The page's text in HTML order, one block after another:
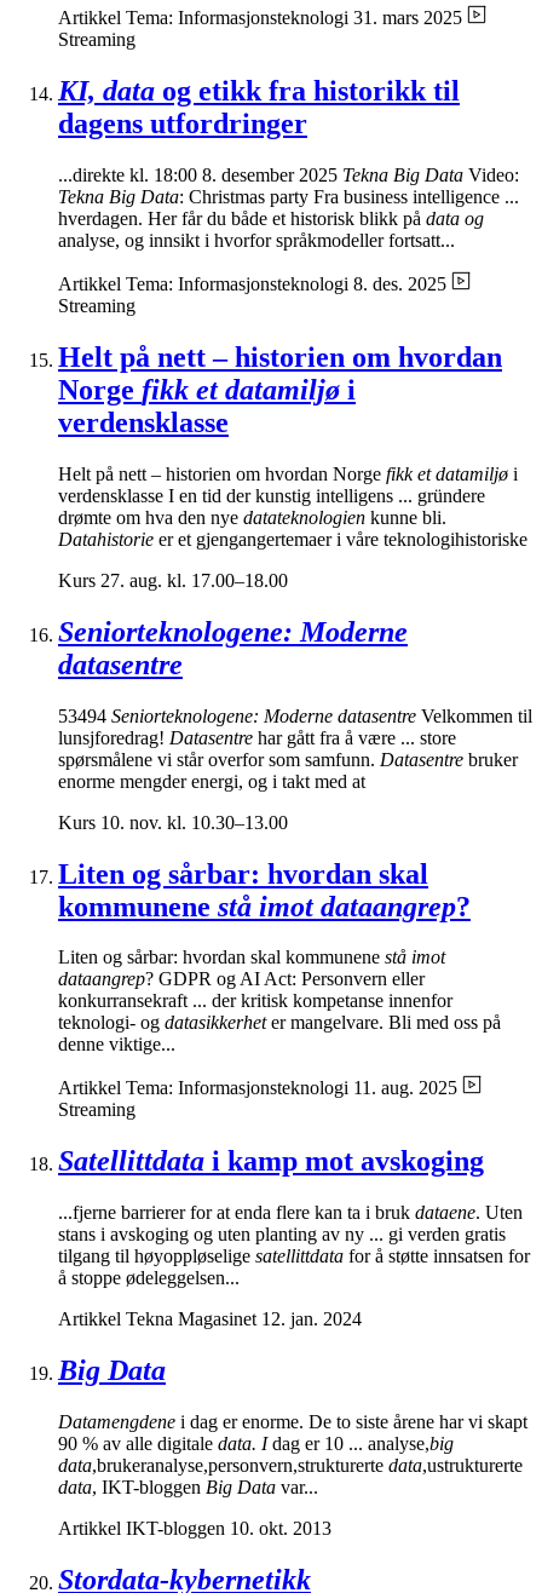
Artikkel Tema: Informasjonsteknologi 31. mars 2025
Streaming
KI, data og etikk fra historikk til
dagens utfordringer
...direkte kl. 18:00 8. desember 2025 Tekna Big Data Video:
Tekna Big Data: Christmas party Fra business intelligence ...
hverdagen. Her får du både et historisk blikk på data og
analyse, og innsikt i hvorfor språkmodeller fortsatt...
Artikkel Tema: Informasjonsteknologi 8. des. 2025
Streaming
Helt på nett – historien om hvordan
Norge fikk et datamiljø i
verdensklasse
Helt på nett – historien om hvordan Norge fikk et datamiljø i
verdensklasse I en tid der kunstig intelligens ... gründere
drømte om hva den nye datateknologien kunne bli.
Datahistorie er et gjengangertemaer i våre teknologihistoriske
Kurs 27. aug. kl. 17.00–18.00
Seniorteknologene: Moderne
datasentre
53494 Seniorteknologene: Moderne datasentre Velkommen til
lunsjforedrag! Datasentre har gått fra å være ... store
spørsmålene vi står overfor som samfunn. Datasentre bruker
enorme mengder energi, og i takt med at
Kurs 10. nov. kl. 10.30–13.00
Liten og sårbar: hvordan skal
kommunene stå imot dataangrep?
Liten og sårbar: hvordan skal kommunene stå imot
dataangrep? GDPR og AI Act: Personvern eller
konkurransekraft ... der kritisk kompetanse innenfor
teknologi- og datasikkerheter mangelvare. Bli med oss på
denne viktige...
Artikkel Tema: Informasjonsteknologi 11. aug. 2025
Streaming
Satellittdata i kamp mot avskoging
...fjerne barrierer for at enda flere kan ta i bruk dataene. Uten
stans i avskoging og uten planting av ny ... gi verden gratis
tilgang til høyoppløselige satellittdata for å støtte innsatsen for
å stoppe ødeleggelsen...
Artikkel Tekna Magasinet 12. jan. 2024
Big Data
Datamengdene i dag er enorme. De to siste årene har vi skapt
90 % av alle digitale data. Idag er 10 ... analyse,big
data,brukeranalyse,personvern,strukturerte data,ustrukturerte
data, IKT-bloggen Big Data var...
Artikkel IKT-bloggen 10. okt. 2013
Stordata-kybernetikk